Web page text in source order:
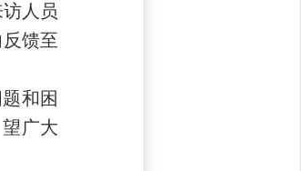
人员
馈至
和困
广大